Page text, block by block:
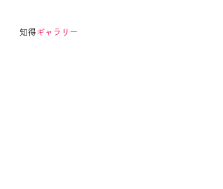
知得ギャラリー